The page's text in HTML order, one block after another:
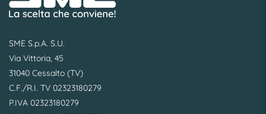
SME S.p.A. S.U.
Via Vittoria, 45
31040 Cessalto (TV)
C.F./R.I. TV 02323180279
P.IVA 02323180279